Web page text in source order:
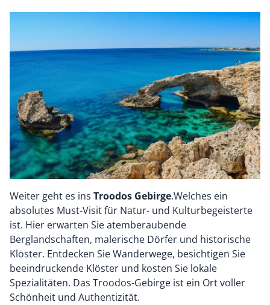
Weiter geht es ins Troodos Gebirge.Welches ein
absolutes Must-Visit für Natur- und Kulturbegeisterte
ist. Hier erwarten Sie atemberaubende
Berglandschaften, malerische Dörfer und historische
Klöster. Entdecken Sie Wanderwege, besichtigen Sie
beeindruckende Klöster und kosten Sie lokale
Spezialitäten. Das Troodos-Gebirge ist ein Ort voller
Schönheit und Authentizität.